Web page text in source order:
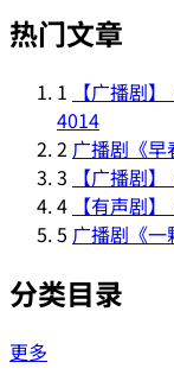
热门文章
1
【广播剧
4014
2 广播剧《
3
【广播剧
4 【有声剧
5 广播剧《
分类目录
更多